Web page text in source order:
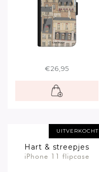
€26,95
UITVERKOCHT
Hart & streepjes
iPhone 11 flipcase